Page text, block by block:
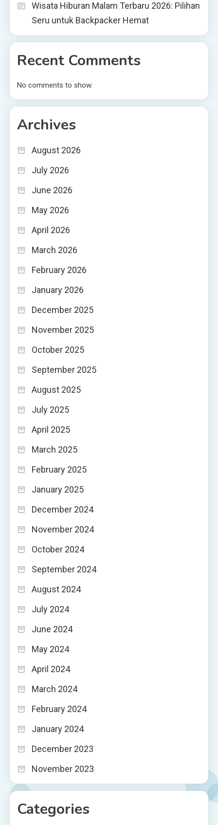
Wisata Hiburan Malam Terbaru 2026: Pilihan
Seru untuk Backpacker Hemat
Recent Comments
No comments to show.
Archives
August 2026
July 2026
June 2026
May 2026
April 2026
March 2026
February 2026
January 2026
December 2025
November 2025
October 2025
September 2025
August 2025
July 2025
April 2025
March 2025
February 2025
January 2025
December 2024
November 2024
October 2024
September 2024
August 2024
July 2024
June 2024
May 2024
April 2024
March 2024
February 2024
January 2024
December 2023
November 2023
Categories